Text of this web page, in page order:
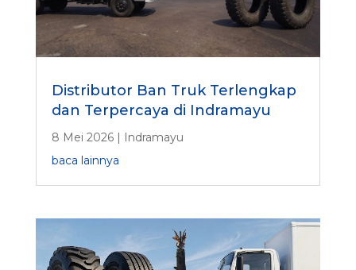
Distributor Ban Truk Terlengkap
dan Terpercaya di Indramayu
8 Mei 2026| Indramayu
baca lainnya